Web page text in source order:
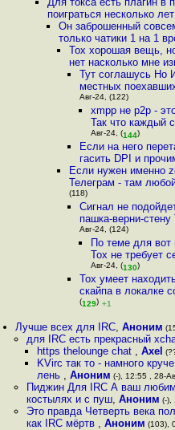
поиграться несколько
Он заброшенный
только чатики 1 на 1
Tox хорошая вещь,
нет насколько мне
Тут соглашусь Но
местных
Авг-24, (122)
xmpp не p2p -
Так что каждый
Авг-24, (144)
Если на него
гасить DPI и
Если нужен именно
Телеграм - там
(118)
Сигнал не
пашка-верни-
Авг-24, (124)
По теме для вот
Tox не требует
Авг-24, (130)
Tox умеет
скайпа в локалке
(129) +1
Лучше всех для IRC,Аноним
для IRC есть прекрасный
https thelounge chat , Axel
KVirc так то - намного
лень , Аноним (-), 12:55 , 28-
Пиджин Для IRC А ваш
костылях и с пуш, Аноним (-),
Это правда Четверть века
как IRC мёртв , Аноним (103),